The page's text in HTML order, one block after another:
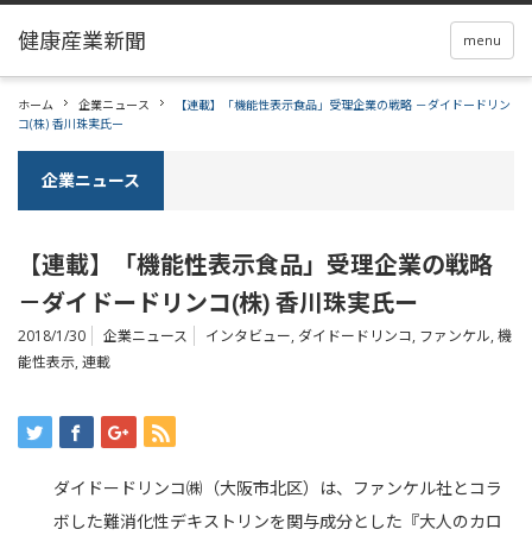
menu
ホーム 企業ニュース
【連載】「機能性表示食品」受理企業の戦略 －ダイドードリン
コ(株) 香川珠実氏ー
企業ニュース
【連載】「機能性表示食品」受理企業の戦略
－ダイドードリンコ(株) 香川珠実氏ー
2018/1/30 企業ニュース インタビュー, ダイドードリンコ, ファンケル, 機
能性表示, 連載
ダイドードリンコ㈱（大阪市北区）は、ファンケル社とコラ
ボした難消化性デキストリンを関与成分とした『大人のカロ